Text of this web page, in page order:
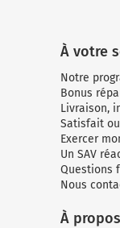
À votre
Notre
Bonus
Livraison,
Satisfait
Exercer
Un SAV
Questions
Nous
À